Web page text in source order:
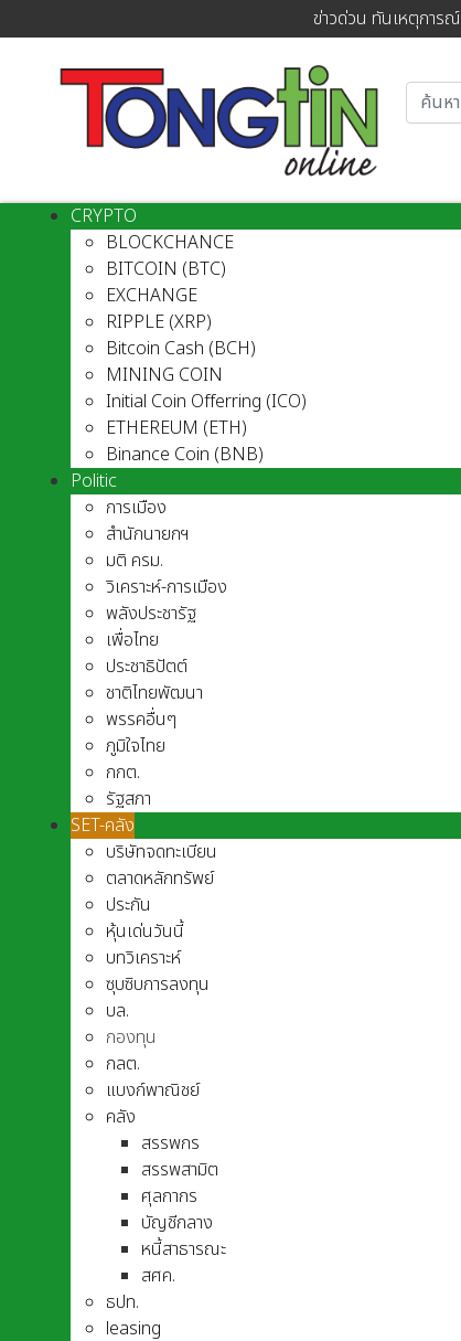
ข่าวด่วน ทันเหตุการ
CRYPTO
BLOCKCHANCE
BITCOIN (BTC)
EXCHANGE
RIPPLE (XRP)
Bitcoin Cash (BCH)
MINING COIN
Initial Coin Offerring (ICO)
ETHEREUM (ETH)
Binance Coin (BNB)
Politic
การเมือง
สำนักนายกฯ
มติ ครม.
วิเคราะห์-การเมือง
พลังประชารัฐ
เพื่อไทย
ประชาธิปัตต์
ชาติไทยพัฒนา
พรรคอื่นๆ
ภูมิใจไทย
กกต.
รัฐสภา
SET-คลัง
บริษัทจดทะเบียน
ตลาดหลักทรัพย์
ประกัน
หุ้นเด่นวันนี้
บทวิเคราะห์
ซุบซิบการลงทุน
บล.
กองทุน
กลต.
แบงก์พาณิชย์
คลัง
สรรพกร
สรรพสามิต
ศุลกากร
บัญชีกลาง
หนี้สาธารณะ
สศค.
ธปท.
leasing